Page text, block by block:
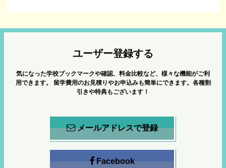
ユーザー登録する
気になった学校ブックマークや確認、料金比較など、様々な機能がご利
用できます。
留学費用のお見積りやお申込みも簡単にできます。各種割
引きや特典もございます！
メールアドレスで登録
Facebook